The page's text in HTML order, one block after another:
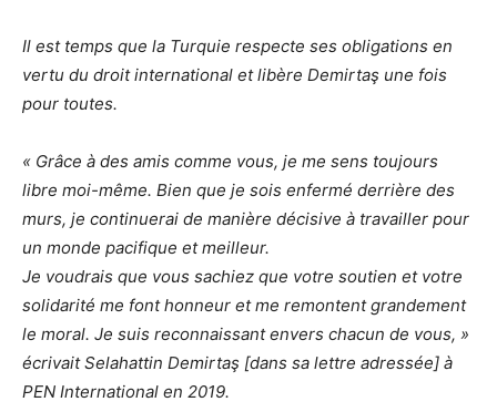
Il est temps que la Turquie respecte ses obligations en
vertu du droit international et libère Demirtaş une fois
pour toutes.
« Grâce à des amis comme vous, je me sens toujours
libre moi-même. Bien que je sois enfermé derrière des
murs, je continuerai de manière décisive à travailler pour
un monde pacifique et meilleur.
Je voudrais que vous sachiez que votre soutien et votre
solidarité me font honneur et me remontent grandement
le moral. Je suis reconnaissant envers chacun de vous, »
écrivait Selahattin Demirtaş [dans sa lettre adressée] à
PEN International en 2019.